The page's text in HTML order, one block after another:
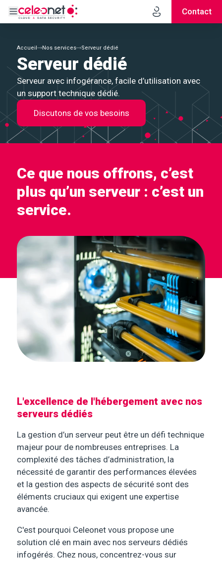
Contact
Accueil Nos services Serveur dédié
Serveur dédié
Serveur avec infogérance, facile d’utilisation avec
un support technique dédié.
Discutons de vos besoins
Ce que nous offrons, c’est
plus qu’un serveur : c’est un
service.
L'excellence de l'hébergement avec nos
serveurs dédiés
La gestion d’un serveur peut être un défi technique
majeur pour de nombreuses entreprises. La
complexité des tâches d’administration, la
nécessité de garantir des performances élevées
et la gestion des aspects de sécurité sont des
éléments cruciaux qui exigent une expertise
avancée.
C'est pourquoi Celeonet vous propose une
solution clé en main avec nos serveurs dédiés
infogérés. Chez nous, concentrez-vous sur